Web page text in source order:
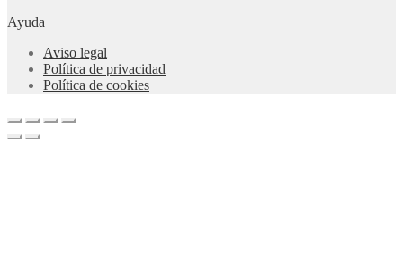
Ayuda
Aviso legal
Política de privacidad
Política de cookies